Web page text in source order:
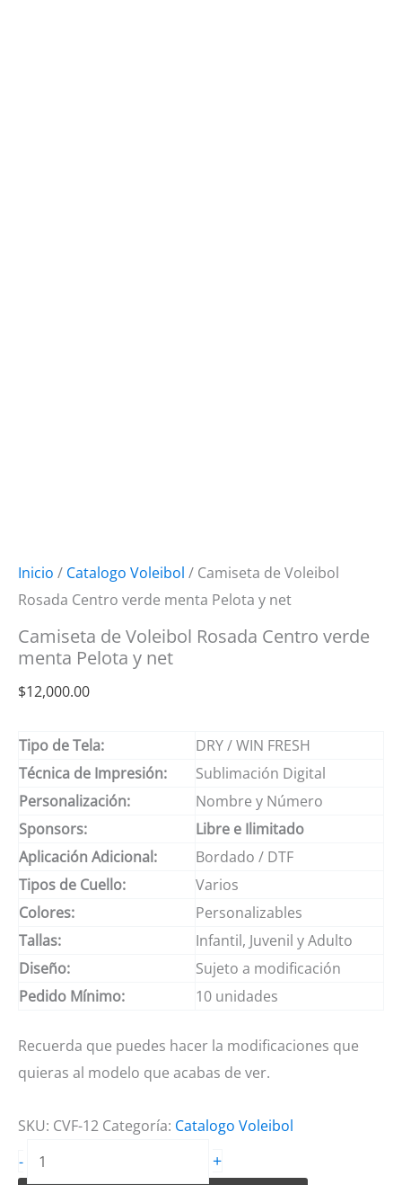
Inicio / Catalogo Voleibol / Camiseta de Voleibol
Rosada Centro verde menta Pelota y net
Camiseta de Voleibol Rosada Centro verde
menta Pelota y net
$12,000.00
Tipo de Tela:
DRY / WIN FRESH
Técnica de Impresión:
Sublimación Digital
Personalización:
Nombre y Número
Sponsors:
Libre e Ilimitado
Aplicación Adicional:
Bordado / DTF
Tipos de Cuello:
Varios
Colores:
Personalizables
Tallas:
Infantil, Juvenil y Adulto
Diseño:
Sujeto a modificación
Pedido Mínimo:
10 unidades
Recuerda que puedes hacer la modificaciones que
quieras al modelo que acabas de ver.
SKU: CVF-12 Categoría: Catalogo Voleibol
-
Camiseta
de
+